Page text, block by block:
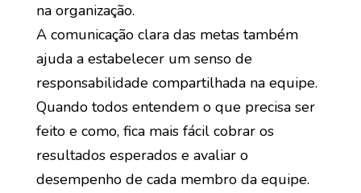
na organização.
A comunicação clara das metas também
ajuda a estabelecer um senso de
responsabilidade compartilhada na equipe.
Quando todos entendem o que precisa ser
feito e como, fica mais fácil cobrar os
resultados esperados e avaliar o
desempenho de cada membro da equipe.